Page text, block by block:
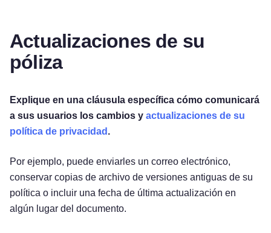
Actualizaciones de su
póliza
Explique en una cláusula específica cómo comunicará
a sus usuarios los cambios y actualizaciones de su
política de privacidad .
Por ejemplo, puede enviarles un correo electrónico,
conservar copias de archivo de versiones antiguas de su
política o incluir una fecha de última actualización en
algún lugar del documento.